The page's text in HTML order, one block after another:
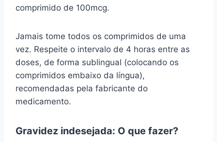
comprimido de 100mcg.
Jamais tome todos os comprimidos de uma
vez. Respeite o intervalo de 4 horas entre as
doses, de forma sublingual (colocando os
comprimidos embaixo da língua),
recomendadas pela fabricante do
medicamento.
Gravidez indesejada: O que fazer?